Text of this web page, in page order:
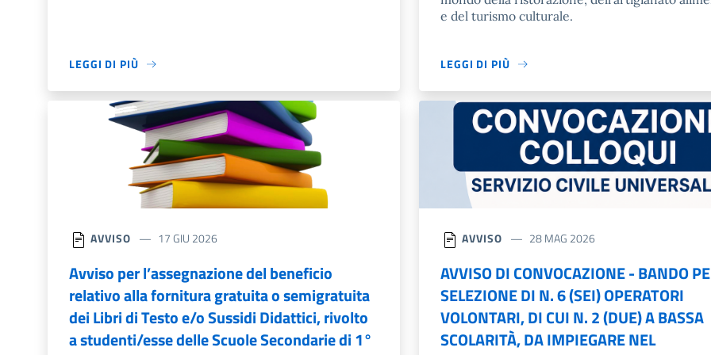
LEGGI DI PIÙ
e del turismo culturale.
LEGGI DI PIÙ
AVVISO 17 GIU 2026
Avviso per l’assegnazione del beneficio
relativo alla fornitura gratuita o semigratuita
dei Libri di Testo e/o Sussidi Didattici, rivolto
a studenti/esse delle Scuole Secondarie di 1°
AVVISO 28 MAG 2026
AVVISO DI CONVOCAZIONE - BANDO
SELEZIONE DI N. 6 (SEI) OPERATORI
VOLONTARI, DI CUI N. 2 (DUE) A BASSA
SCOLARITÀ, DA IMPIEGARE NEL